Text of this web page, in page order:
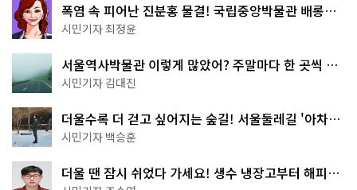
폭염 속 피어난 진분홍 물결! 국립중앙박물관 배롱나
무 명소
시민기자 최정윤
서울역사박물관 이렇게 많았어? 주말마다 한 곳씩 떠
나는 역사 산책
시민기자 김대진
더울수록 더 걷고 싶어지는 숲길! 서울둘레길 '아차산
코스'
시민기자 백승훈
더울 땐 잠시 쉬었다 가세요! 생수 냉장고부터 해피소